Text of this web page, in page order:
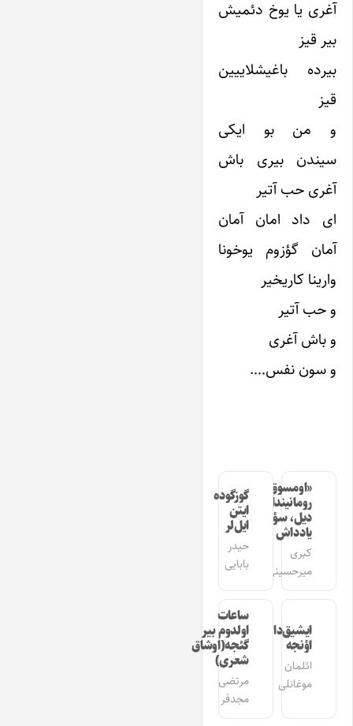
آغری یا یوخ دئمیش
بیر قیز
بیرده باغیشلاییین
قیز
و من بو ایکی
سیندن بیری باش
آغری حب آتیر
ای داد امان آمان
آمان گؤزوم یوخونا
وارینا کاریخیر
و حب آتیر
و باش آغری
و سون نفس….
«اومسوق»
رومانیندا
دیل، سؤز،
یادداش
کبری
میرحسینی
گوزگوده
ایتن
ایل‌لر
حیدر
بابایی
ایشیق‌دان
اؤنجه
ائلمان
موغانلی
ساعات
اولدوم بیر
گئجه(اوشاق
شعری)
مرتضی
مجدفر